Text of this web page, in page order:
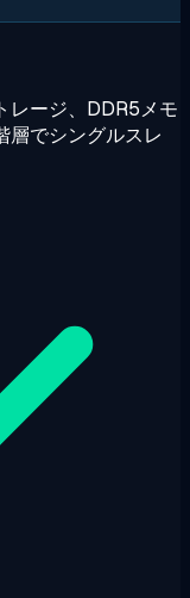
レージ、DDR5メモ
層でシングルスレ